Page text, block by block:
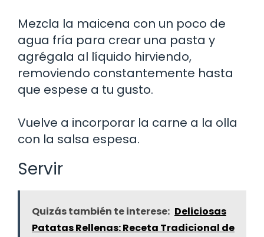
Mezcla la maicena con un poco de
agua fría para crear una pasta y
agrégala al líquido hirviendo,
removiendo constantemente hasta
que espese a tu gusto.
Vuelve a incorporar la carne a la olla
con la salsa espesa.
Servir
Quizás también te interese: Deliciosas
Patatas Rellenas: Receta Tradicional de